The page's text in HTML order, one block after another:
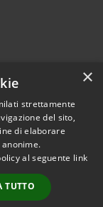
2026 • Comune di
• Powered by
•
Accesso
redazione
×
strettamente
del sito,
di elaborare
al seguente link
TUTTO